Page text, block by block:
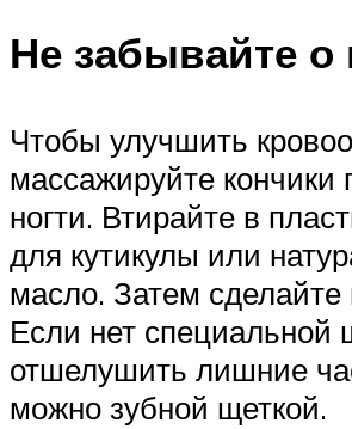
Не забывайте о
Чтобы улучшить
массажируйте кончики
ногти. Втирайте в
для кутикулы или
масло. Затем сделайте
Если нет специальной
отшелушить лишние
можно зубной щеткой.